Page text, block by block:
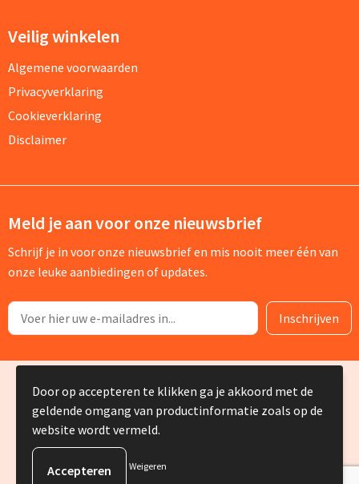
Veilig winkelen
Algemene voorwaarden
Privacyverklaring
Cookieverklaring
Disclaimer
Meld je aan voor onze nieuwsbrief
Schrijf je in voor onze nieuwsbrief en mis nooit meer één van
onze leuke aanbiedingen of updates.
© Copyright Silvia Bruin reclame-advies 2025
Door op accepteren te klikken ga je akkoord met de
geldende omgang van productinformatie zoals op de
website wordt vermeld.
Weigeren